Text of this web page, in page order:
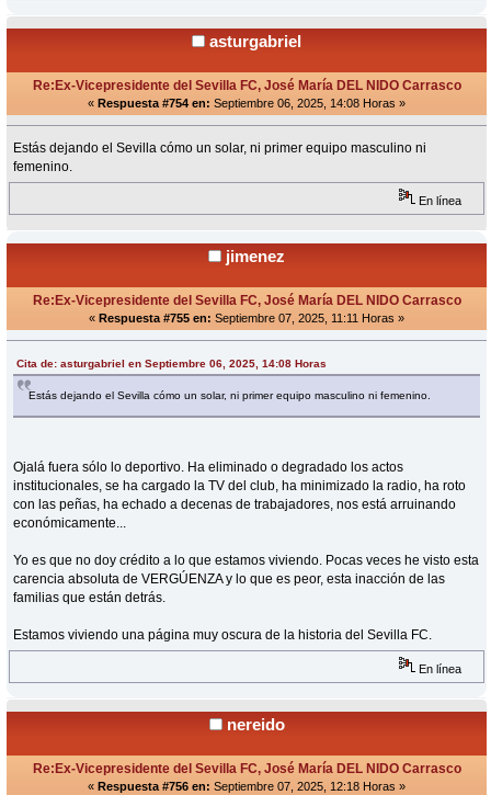
asturgabriel
Re:Ex-Vicepresidente del Sevilla FC, José María DEL NIDO Carrasco
« Respuesta #754 en: Septiembre 06, 2025, 14:08 Horas »
Estás dejando el Sevilla cómo un solar, ni primer equipo masculino ni
femenino.
En línea
jimenez
Re:Ex-Vicepresidente del Sevilla FC, José María DEL NIDO Carrasco
« Respuesta #755 en: Septiembre 07, 2025, 11:11 Horas »
Cita de: asturgabriel en Septiembre 06, 2025, 14:08 Horas
Estás dejando el Sevilla cómo un solar, ni primer equipo masculino ni femenino.
Ojalá fuera sólo lo deportivo. Ha eliminado o degradado los actos
institucionales, se ha cargado la TV del club, ha minimizado la radio, ha roto
con las peñas, ha echado a decenas de trabajadores, nos está arruinando
económicamente...
Yo es que no doy crédito a lo que estamos viviendo. Pocas veces he visto esta
carencia absoluta de VERGÚENZA y lo que es peor, esta inacción de las
familias que están detrás.
Estamos viviendo una página muy oscura de la historia del Sevilla FC.
En línea
nereido
Re:Ex-Vicepresidente del Sevilla FC, José María DEL NIDO Carrasco
« Respuesta #756 en: Septiembre 07, 2025, 12:18 Horas »